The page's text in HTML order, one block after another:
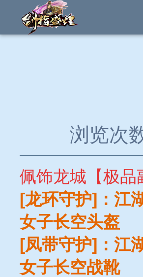
浏览次
佩饰龙城【极品
[龙环守护]：江
女子长空头盔
[凤带守护]：江
女子长空战靴